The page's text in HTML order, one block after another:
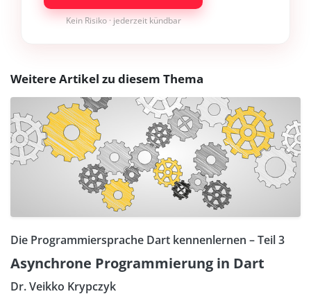
Kein Risiko · jederzeit kündbar
Weitere Artikel zu diesem Thema
Die Programmiersprache Dart kennenlernen – Teil 3
Asynchrone Programmierung in Dart
Dr. Veikko Krypczyk